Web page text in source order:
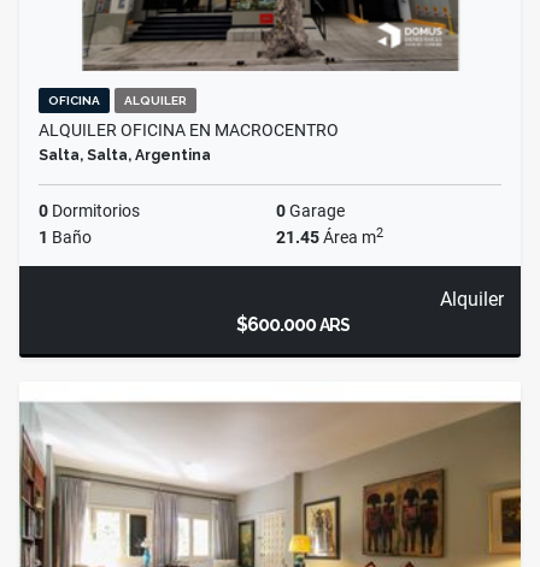
OFICINA ALQUILER
ALQUILER OFICINA EN MACROCENTRO
Salta, Salta, Argentina
0 Dormitorios 0Garage
1 Baño 21.45Área m2
Alquiler
$600.000ARS